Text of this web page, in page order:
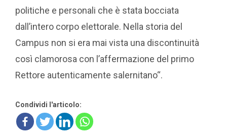
politiche e personali che è stata bocciata
dall’intero corpo elettorale. Nella storia del
Campus non si era mai vista una discontinuità
così clamorosa con l’affermazione del primo
Rettore autenticamente salernitano“.
Condividi l'articolo: